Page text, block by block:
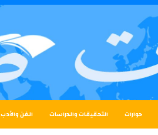
حوارات التحقيقات والدراسات الفن والأدب